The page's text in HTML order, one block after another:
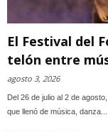
El Festival del
telón entre
agosto 3, 2026
Del 26 de julio al 2 de
que llenó de música, danza...